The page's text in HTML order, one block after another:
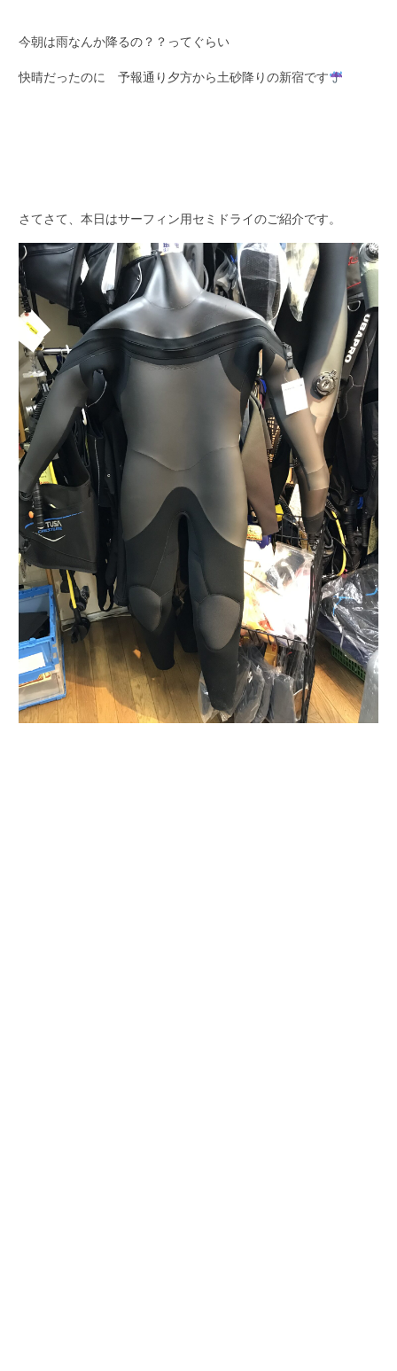
今朝は雨なんか降るの？？ってぐらい
快晴だったのに 予報通り夕方から土砂降りの新宿です
さてさて、本日はサーフィン用セミドライのご紹介です。